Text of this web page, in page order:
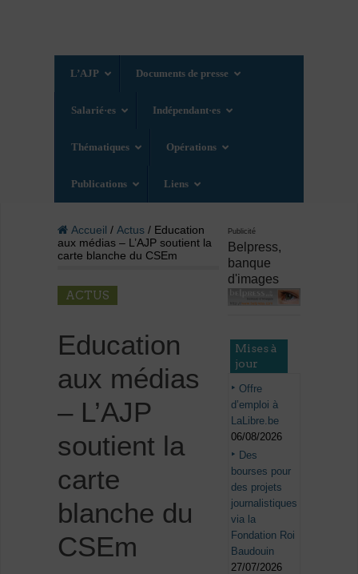
L’AJP Documents de presse
Salarié·es Indépendant·es
Thématiques Opérations
Publications Liens
Accueil / Actus/ Education
aux médias – L’AJP soutient la
carte blanche du CSEm
ACTUS
Education
aux médias
– L’AJP
soutient la
carte
blanche du
CSEm
Publicité
Belpress,
banque
d'images
Mises à
jour
Offre
d’emploi à
LaLibre.be
06/08/2026
Des
bourses pour
des projets
journalistiques
via la
Fondation Roi
Baudouin
27/07/2026